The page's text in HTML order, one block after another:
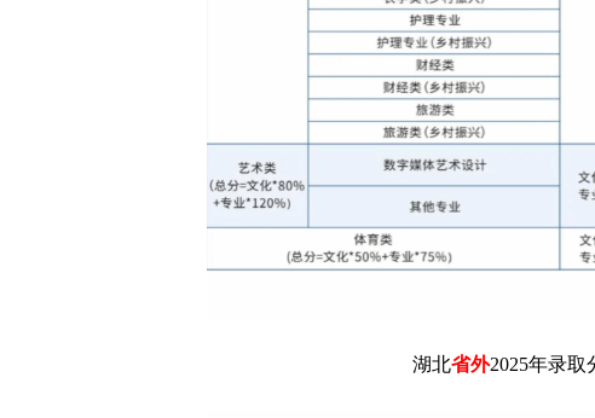
湖北省外2025年录取